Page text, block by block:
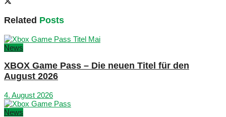
Related Posts
News
XBOX Game Pass – Die neuen Titel für den
August 2026
4. August 2026
News